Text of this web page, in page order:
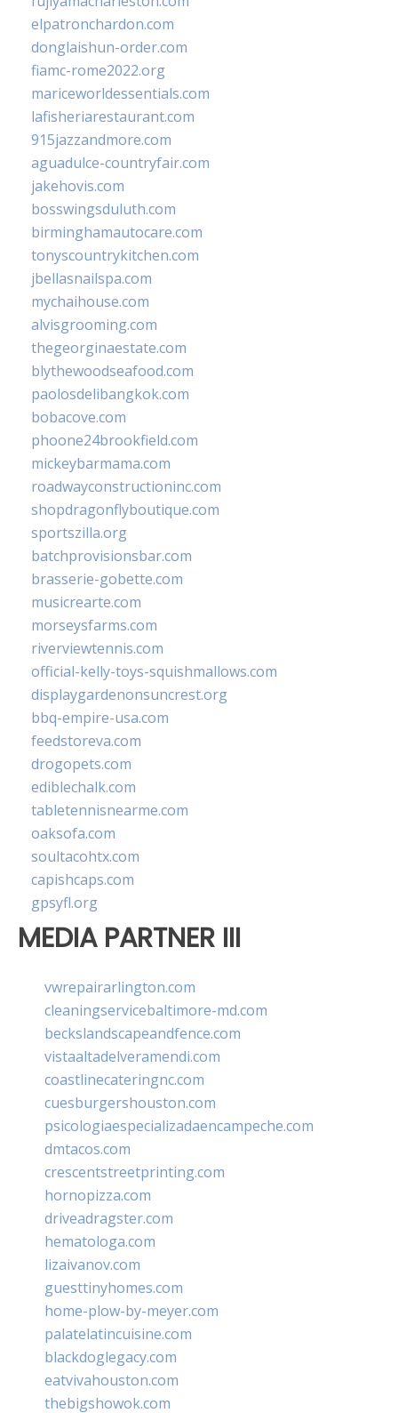
elpatronchardon.com
donglaishun-order.com
fiamc-rome2022.org
mariceworldessentials.com
lafisheriarestaurant.com
915jazzandmore.com
aguadulce-countryfair.com
jakehovis.com
bosswingsduluth.com
birminghamautocare.com
tonyscountrykitchen.com
jbellasnailspa.com
mychaihouse.com
alvisgrooming.com
thegeorginaestate.com
blythewoodseafood.com
paolosdelibangkok.com
bobacove.com
phoone24brookfield.com
mickeybarmama.com
roadwayconstructioninc.com
shopdragonflyboutique.com
sportszilla.org
batchprovisionsbar.com
brasserie-gobette.com
musicrearte.com
morseysfarms.com
riverviewtennis.com
official-kelly-toys-squishmallows.com
displaygardenonsuncrest.org
bbq-empire-usa.com
feedstoreva.com
drogopets.com
ediblechalk.com
tabletennisnearme.com
oaksofa.com
soultacohtx.com
capishcaps.com
gpsyfl.org
MEDIA PARTNER III
vwrepairarlington.com
cleaningservicebaltimore-md.com
beckslandscapeandfence.com
vistaaltadelveramendi.com
coastlinecateringnc.com
cuesburgershouston.com
psicologiaespecializadaencampeche.com
dmtacos.com
crescentstreetprinting.com
hornopizza.com
driveadragster.com
hematologa.com
lizaivanov.com
guesttinyhomes.com
home-plow-by-meyer.com
palatelatincuisine.com
blackdoglegacy.com
eatvivahouston.com
thebigshowok.com